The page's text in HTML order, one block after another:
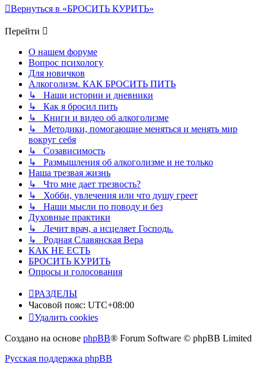
Вернуться в «БРОСИТЬ КУРИТЬ»
Перейти
О нашем форуме
Вопрос психологу
Для новичков
Алкоголизм. КАК БРОСИТЬ ПИТЬ
↳ Наши истории и дневники
↳ Как я бросил пить
↳ Книги и видео об алкоголизме
↳ Методики, помогающие меняться и менять мир
вокруг себя
↳ Созависимость
↳ Размышления об алкоголизме и не только
Наша трезвая жизнь
↳ Что мне дает трезвость?
↳ Хобби, увлечения или что душу греет
↳ Наши мысли по поводу и без
Духовные практики
↳ Лечит врач, а исцеляет Господь.
↳ Родная Славянская Вера
КАК НЕ ЕСТЬ
БРОСИТЬ КУРИТЬ
Опросы и голосования
РАЗДЕЛЫ
Часовой пояс: UTC+08:00
Удалить cookies
Создано на основе phpBB® Forum Software © phpBB Limited
Русская поддержка phpBB